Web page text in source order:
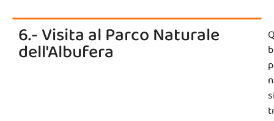
6.- Visita al Parco Naturale
dell'Albufera